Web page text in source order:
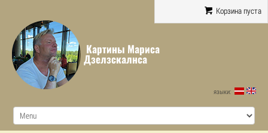
Корзина пуста
Картины Мариса
Дзелзскалнса
языки: